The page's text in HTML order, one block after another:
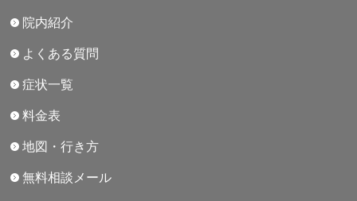
院内紹介
よくある質問
症状一覧
料金表
地図・行き方
無料相談メール